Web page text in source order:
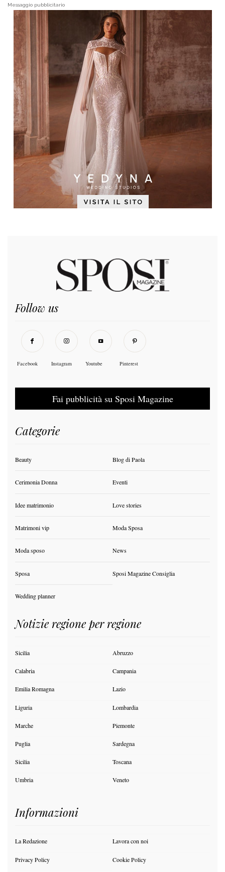
Messaggio pubblicitario
Follow us
Facebook Instagram Youtube Pinterest
Fai pubblicità su Sposi Magazine
Categorie
Beauty Blog di Paola
Cerimonia Donna Eventi
Idee matrimonio Love stories
Matrimoni vip Moda Sposa
Moda sposo News
Sposa Sposi Magazine Consiglia
Wedding planner
Notizie regione per regione
Sicilia Abruzzo
Calabria Campania
Emilia Romagna Lazio
Liguria Lombardia
Marche Piemonte
Puglia Sardegna
Sicilia Toscana
Umbria Veneto
Informazioni
La Redazione Lavora con noi
Privacy Policy Cookie Policy